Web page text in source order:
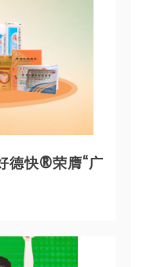
德快®荣膺“广